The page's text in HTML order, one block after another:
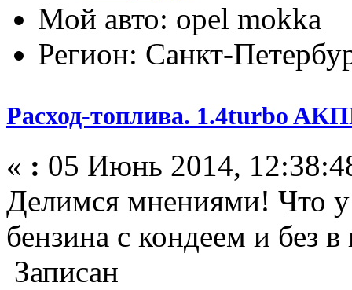
Мой авто: opel mokka
Регион: Санкт-
Расход-топлива. 1.4turbo
« : 05 Июнь 2014,
Делимся мнениями! Что у
бензина с кондеем и без
Записан